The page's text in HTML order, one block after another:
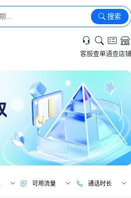
搜索
客服查单通查店铺
可用流量 通话时长